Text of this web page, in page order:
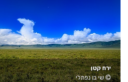
ירח קטן
שי בן נפתלי